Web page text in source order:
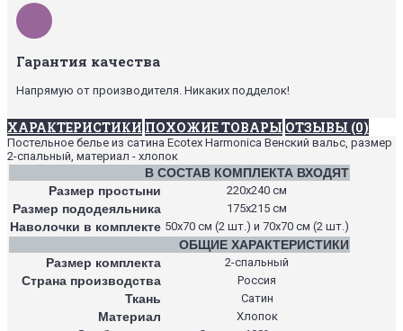
Гарантия качества
Напрямую от производителя. Никаких подделок!
ХАРАКТЕРИСТИКИ ПОХОЖИЕ ТОВАРЫ ОТЗЫВЫ (0)
Постельное белье из сатина Ecotex Harmonica Венский вальс, размер
2-спальный, материал - хлопок
В СОСТАВ КОМПЛЕКТА ВХОДЯТ
Размер простыни
220х240 см
Размер пододеяльника 175х215 см
Наволочки в комплекте 50х70 см (2 шт.) и 70х70 см (2 шт.)
ОБЩИЕ ХАРАКТЕРИСТИКИ
Размер комплекта
2-спальный
Страна производства Россия
Ткань Сатин
Материал Хлопок